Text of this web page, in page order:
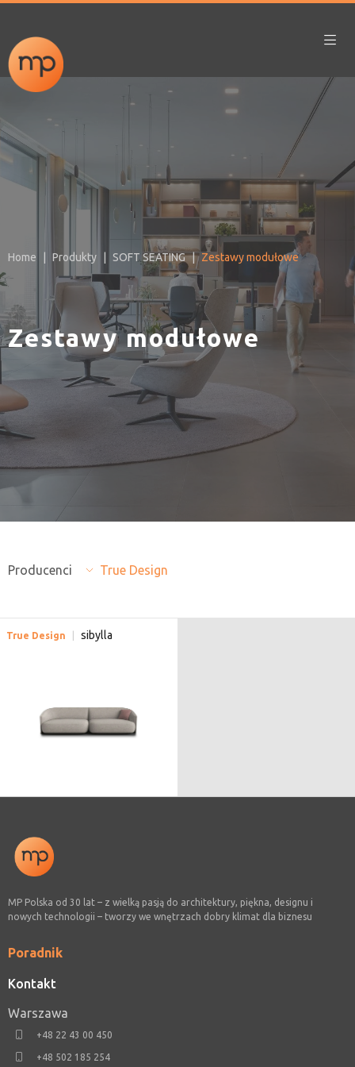
Home Produkty SOFT SEATING Zestawy modułowe
Zestawy modułowe
Producenci True Design
True Design sibylla
MP Polska od 30 lat – z wielką pasją do architektury, piękna, designu i
nowych technologii – tworzy we wnętrzach dobry klimat dla biznesu
Poradnik
Kontakt
Warszawa
+48 22 43 00 450
+48 502 185 254